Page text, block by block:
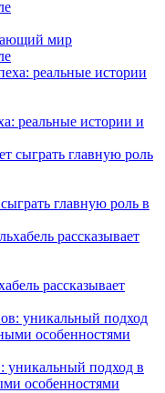
мир
реальные истории и
главную роль в
рассказывает
уникальный подход в
особенностями